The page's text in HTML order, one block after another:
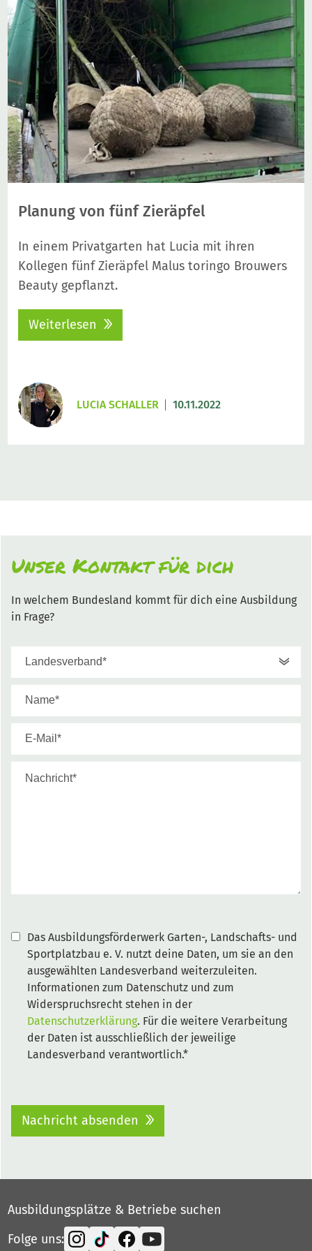
Planung von fünf Zieräpfel
In einem Privatgarten hat Lucia mit ihren
Kollegen fünf Zieräpfel Malus toringo Brouwers
Beauty gepflanzt.
Weiterlesen
LUCIA SCHALLER 10.11.2022
Unser Kontakt für dich
In welchem Bundesland kommt für dich eine Ausbildung
in Frage?
Das Ausbildungsförderwerk Garten-, Landschafts- und
Sportplatzbau e. V. nutzt deine Daten, um sie an den
ausgewählten Landesverband weiterzuleiten.
Informationen zum Datenschutz und zum
Widerspruchsrecht stehen in der
Datenschutzerklärung. Für die weitere Verarbeitung
der Daten ist ausschließlich der jeweilige
Landesverband verantwortlich.*
Nachricht absenden
Ausbildungsplätze & Betriebe suchen
Folge uns: